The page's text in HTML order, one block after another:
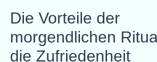
Die Vorteile der
morgendlichen
die Zufriedenheit